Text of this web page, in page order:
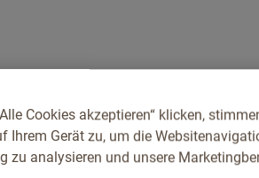
Cookies akzeptieren“ klicken,
Ihrem Gerät zu, um die
zu analysieren und unsere